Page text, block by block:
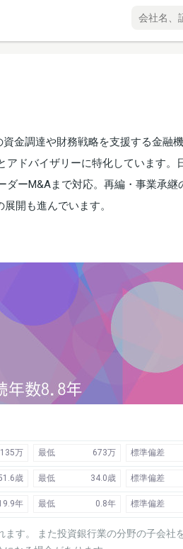
金調達や財務戦略を支援する金融
ドバイザリーに特化しています。
ーM&Aまで対応。再編・事業承継
開も進んでいます。
万 最低 673万 標準偏差
歳 最低 34.0歳 標準偏差
年 最低 0.8年 標準偏差
す。 また投資銀行業の分野の子会社